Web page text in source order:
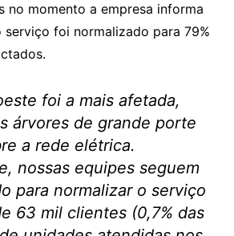
no momento a empresa informa
serviço foi normalizado para 79%
foi a mais afetada,
árvores de grande porte
a rede elétrica.
nossas equipes seguem
para normalizar o serviço
63 mil clientes (0,7% das